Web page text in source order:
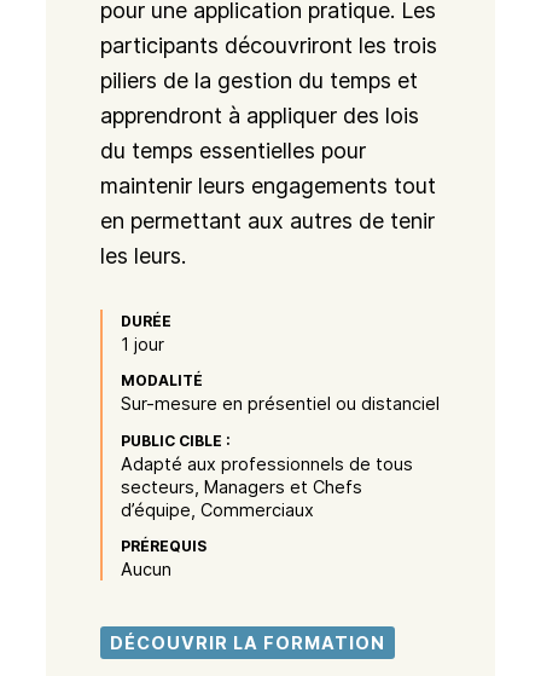
pour une application pratique. Les
participants découvriront les trois
piliers de la gestion du temps et
apprendront à appliquer des lois
du temps essentielles pour
maintenir leurs engagements tout
en permettant aux autres de tenir
les leurs.
DURÉE
1 jour
MODALITÉ
Sur-mesure en présentiel ou distanciel
PUBLIC CIBLE :
Adapté aux professionnels de tous
secteurs, Managers et Chefs
d’équipe, Commerciaux
PRÉREQUIS
Aucun
DÉCOUVRIR LA FORMATION